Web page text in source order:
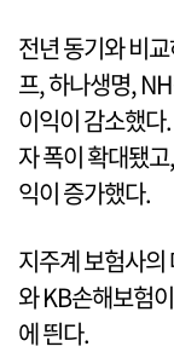
전년 동기와 비
프, 하나생명,
이익이 감소했
자 폭이 확대됐
익이 증가했다.
지주계 보험사
와 KB손해보험
에 띈다.